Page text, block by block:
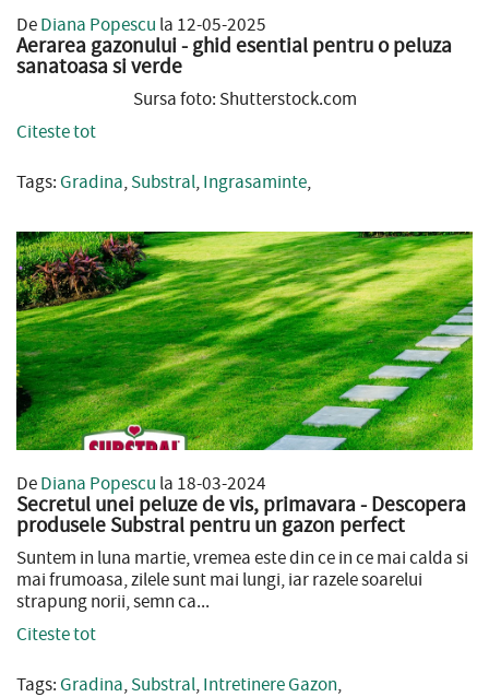
DeDiana Popescu la 12-05-2025
Aerarea gazonului - ghid esential pentru o peluza
sanatoasa si verde
Sursa foto: Shutterstock.com
Citeste tot
Tags: Gradina,Substral,Ingrasaminte,
DeDiana Popescu la 18-03-2024
Secretul unei peluze de vis, primavara - Descopera
produsele Substral pentru un gazon perfect
Suntem in luna martie, vremea este din ce in ce mai calda si
mai frumoasa, zilele sunt mai lungi, iar razele soarelui
strapung norii, semn ca...
Citeste tot
Tags: Gradina,Substral,Intretinere Gazon,